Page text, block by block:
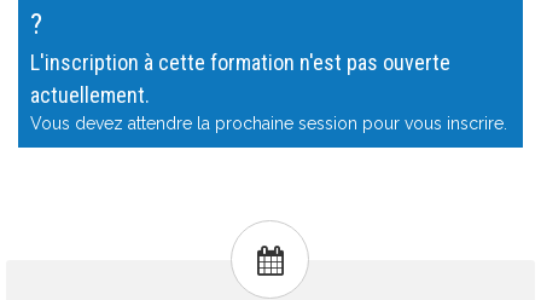
?
L'inscription à cette formation n'est pas ouverte
actuellement.
Vous devez attendre la prochaine session pour vous inscrire.